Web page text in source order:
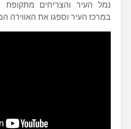
נמל העיר והצריחים מתקופת
במרכז העיר וספגו את האווירה